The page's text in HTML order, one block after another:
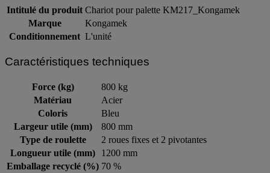
Intitulé du produit Chariot pour palette KM217_Kongamek
Marque
Kongamek
Conditionnement L'unité
Caractéristiques techniques
Force (kg)
800 kg
Matériau
Acier
Coloris
Bleu
Largeur utile (mm)
800 mm
Type de roulette
2 roues fixes et 2 pivotantes
Longueur utile (mm)
1200 mm
Emballage recyclé (%) 70 %